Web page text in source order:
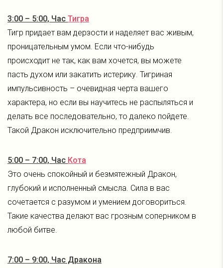
3:00 – 5:00, Час Тигра
Тигр придает вам дерзости и наделяет вас живым,
проницательным умом. Если что-нибудь
происходит не так, как вам хочется, вы можете
пасть духом или закатить истерику. Тигриная
импульсивность – очевидная черта вашего
характера, но если вы научитесь не распыляться и
делать все последовательно, то далеко пойдете.
Такой Дракон исключительно предприимчив.
5:00 – 7:00, Час Кота
Это очень спокойный и безмятежный Дракон,
глубокий и исполненный смысла. Сила в вас
сочетается с разумом и умением договориться.
Такие качества делают вас грозным соперником в
любой битве.
7:00 – 9:00, Час Дракона